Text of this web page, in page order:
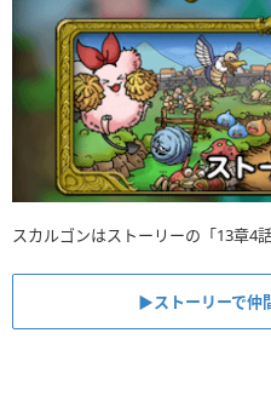
スカルゴンはストーリーの「13章4
▶︎ストーリーで仲